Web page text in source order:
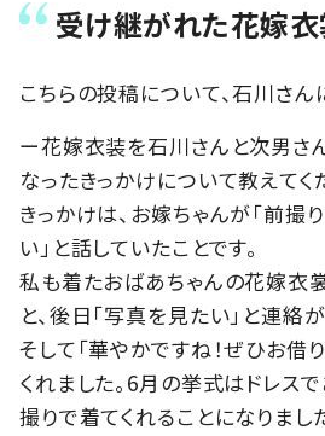
受け継がれた花嫁衣
こちらの投稿について、石川さん
ー花嫁衣装を石川さんと次男さ
なったきっかけについて教えてく
きっかけは、お嫁ちゃんが「前撮
い」と話していたことです。
私も着たおばあちゃんの花嫁衣
と、後日「写真を見たい」と連絡
そして「華やかですね！ぜひお借
くれました。6月の挙式はドレス
撮りで着てくれることになりまし